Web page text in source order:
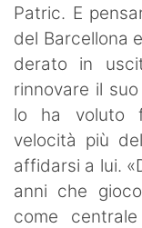
Patric. E
del Barcellona
derato in
rinnovare il
lo ha voluto
velocità più
affidarsi a lui.
anni che
come